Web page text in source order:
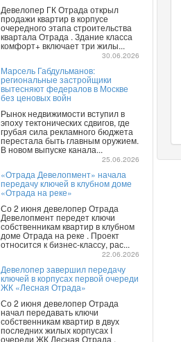
Девелопер ГК Отрада открыл
продажи квартир в корпусе
очередного этапа строительства
квартала Отрада . Здание класса
комфорт+ включает три жилы...
30.06.2026
Марсель Габдульманов:
региональные застройщики
вытесняют федералов в Москве
без ценовых войн
Рынок недвижимости вступил в
эпоху тектонических сдвигов, где
грубая сила рекламного бюджета
перестала быть главным оружием.
В новом выпуске канала...
25.06.2026
«Отрада Девелопмент» начала
передачу ключей в клубном доме
«Отрада на реке»
Со 2 июня девелопер Отрада
Девелопмент передет ключи
собственникам квартир в клубном
доме Отрада на реке . Проект
относится к бизнес-классу, рас...
22.06.2026
Девелопер завершил передачу
ключей в корпусах первой очереди
ЖК «Лесная Отрада»
Со 2 июня девелопер Отрада
начал передавать ключи
собственникам квартир в двух
последних жилых корпусах I
очереди ЖК Лесная Отрада .